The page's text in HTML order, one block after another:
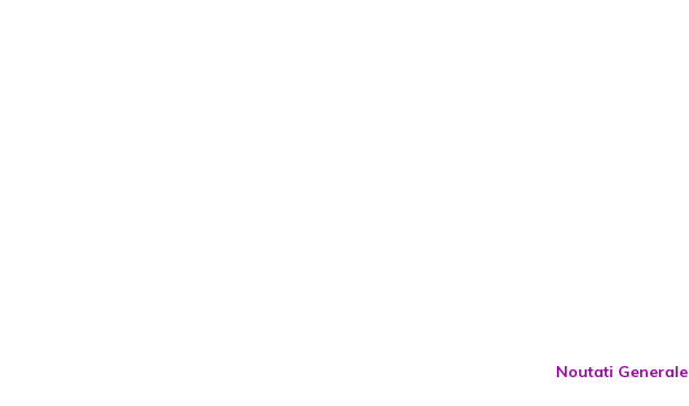
Noutati Generale